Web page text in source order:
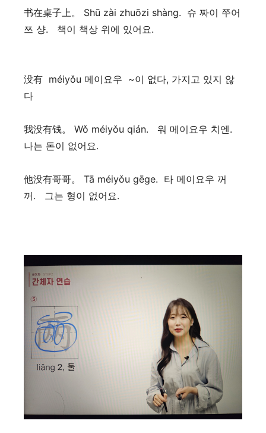
书在桌子上。 Shū zài zhuōzi shàng. 슈 짜이 쭈어
쯔 샹. 책이 책상 위에 있어요.
没有 méiyǒu 메이요우 ~이 없다, 가지고 있지 않
다
我没有钱。 Wǒ méiyǒu qián. 워 메이요우 치엔.
나는 돈이 없어요.
他没有哥哥。 Tā méiyǒu gēge. 타 메이요우 꺼
꺼. 그는 형이 없어요.